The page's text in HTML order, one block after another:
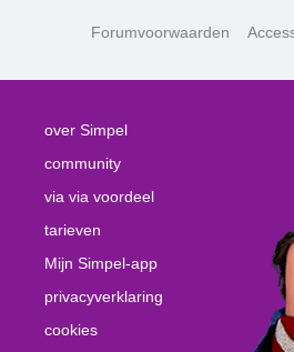
Forumvoorwaarden
over Simpel
community
via via voordeel
tarieven
Mijn Simpel-app
privacyverklaring
cookies